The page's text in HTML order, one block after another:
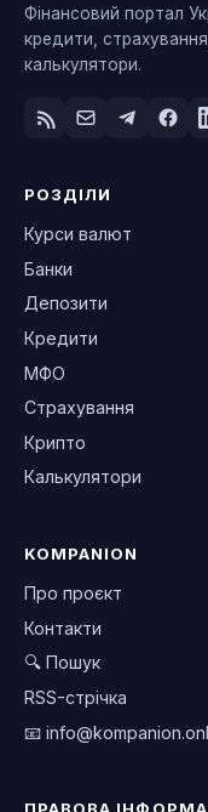
Фінансовий портал
кредити,
калькулятори.
РОЗДІЛИ
Курси валют
Банки
Депозити
Кредити
МФО
Страхування
Крипто
Калькулятори
KOMPANION
Про проєкт
Контакти
🔍 Пошук
RSS-стрічка
📧